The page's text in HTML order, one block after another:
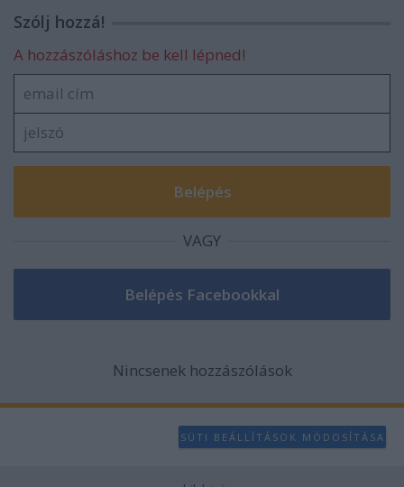
Szólj hozzá!
A hozzászóláshoz be kell lépned!
VAGY
Nincsenek hozzászólások
SÜTI BEÁLLÍTÁSOK MÓDOSÍTÁSA